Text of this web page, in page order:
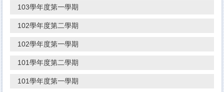
103學年度第一學期
102學年度第二學期
102學年度第一學期
101學年度第二學期
101學年度第一學期